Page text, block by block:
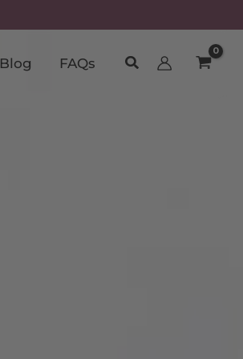
Blog FAQs Buscar